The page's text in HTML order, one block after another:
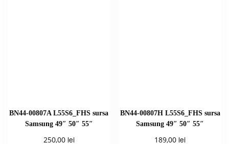
BN44-00807A L55S6_FHS sursa
Samsung 49″ 50″ 55″
250,00 lei
BN44-00807H L55S6_FHS sursa
Samsung 49″ 50″ 55″
189,00 lei